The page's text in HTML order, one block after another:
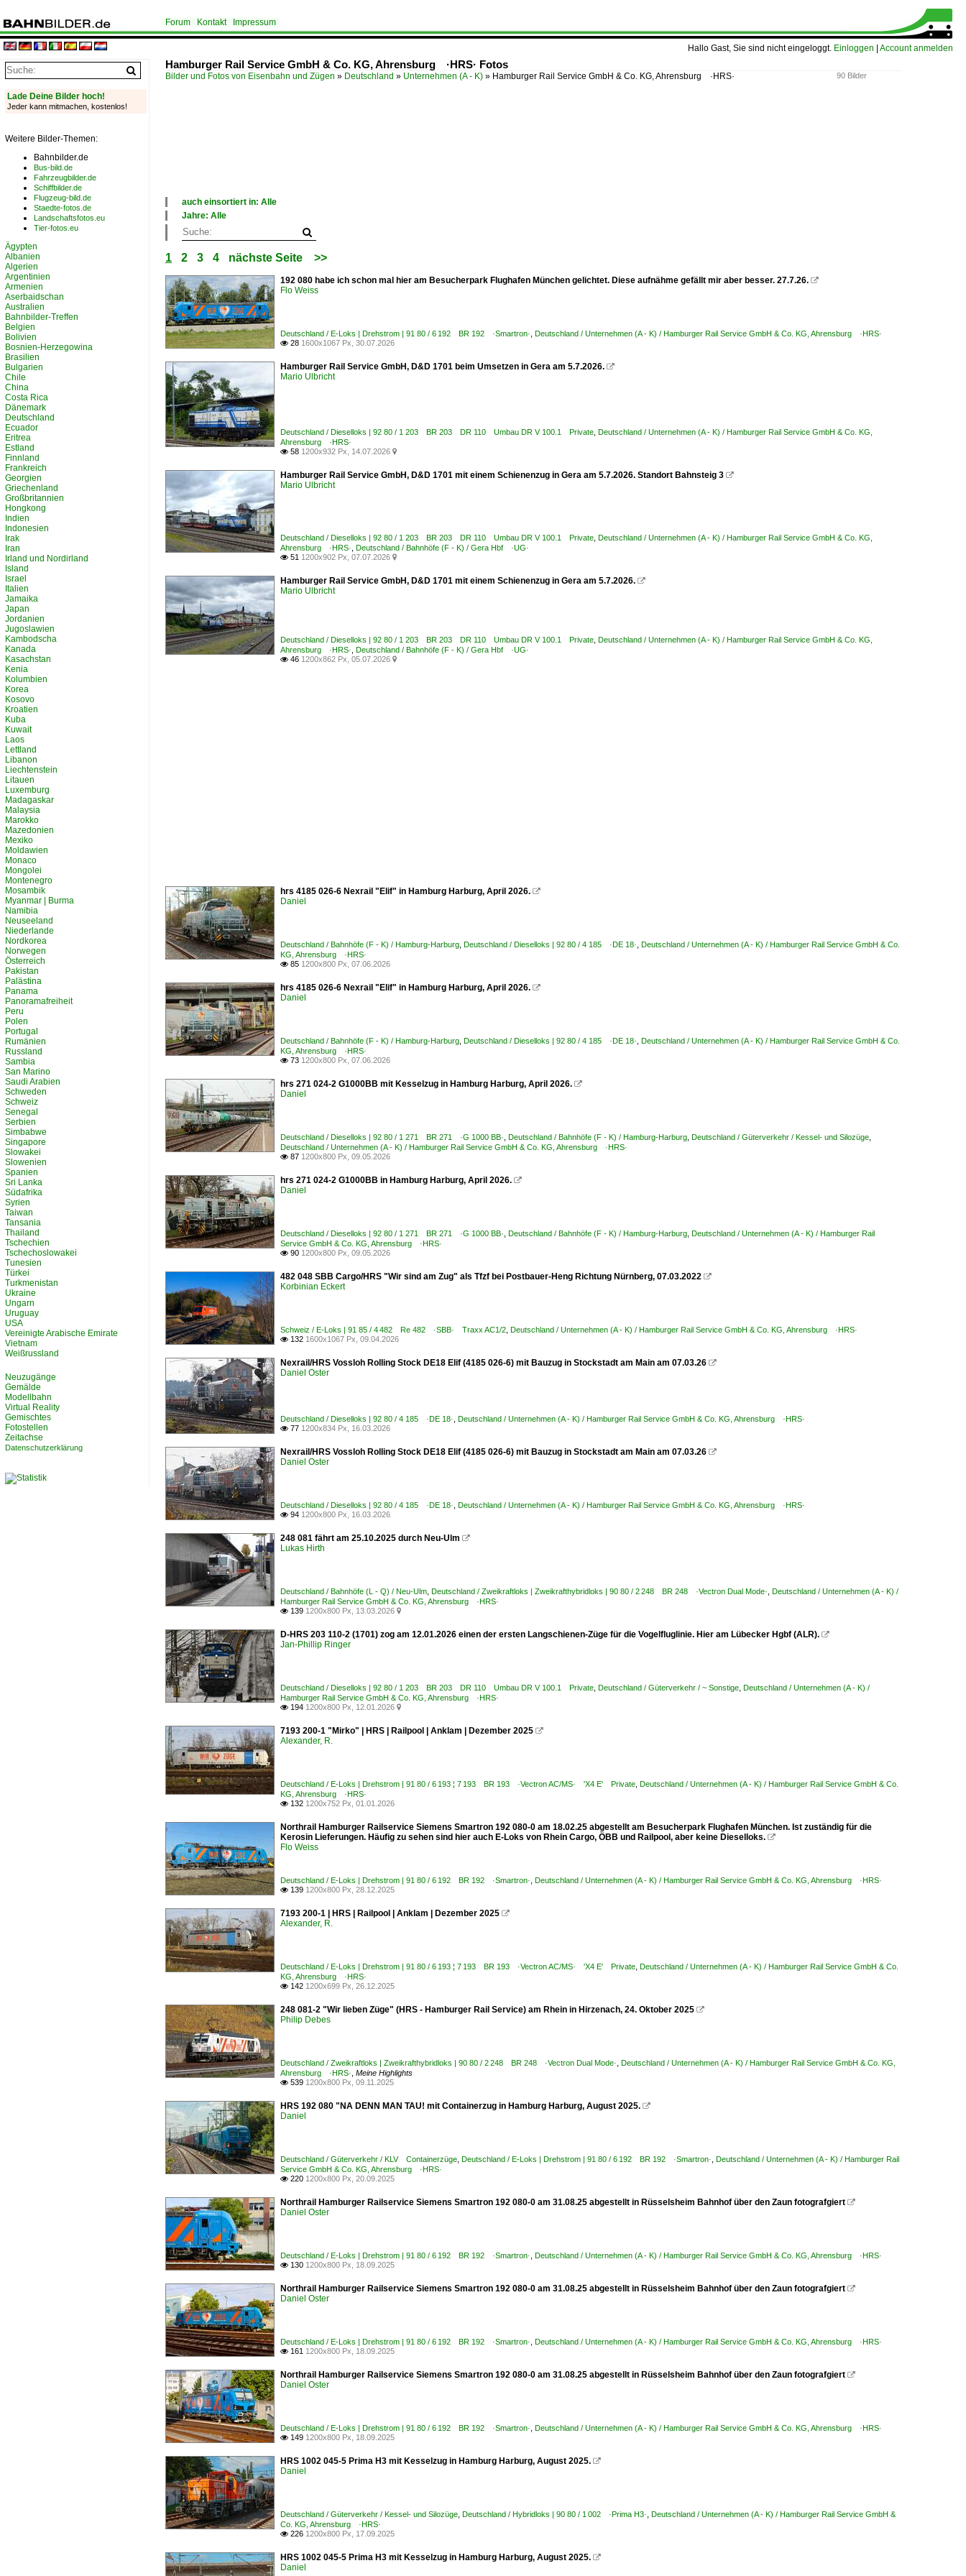
Hallo Gast, Sie sind nicht eingeloggt. Einloggen Account anmelden
Forum Kontakt Impressum
Hamburger Rail Service GmbH & Co. KG, Ahrensburg ·HRS· Fotos
90 Bilder
Bilder und Fotos von Eisenbahn und Zügen » Deutschland » Unternehmen (A - K) » Hamburger Rail Service GmbH & Co. KG, Ahrensburg ·HRS·
auch einsortiert in: Alle
Deutschland
Schweiz
Jahre: Alle
Alle Jahre
2020
1 2 3 4 nächste Seite >>
192 080 habe ich schon mal hier am Besucherpark Flughafen München gelichtet. Diese aufnähme gefällt mir aber besser. 27.7.26. 
Flo Weiss
Deutschland / E-Loks | Drehstrom | 91 80 / 6 192 BR 192 ·Smartron· Deutschland / Unternehmen (A - K) / Hamburger Rail Service GmbH & Co. KG, Ahrensburg ·HRS·
 28 1600x1067 Px, 30.07.2026
Hamburger Rail Service GmbH, D&D 1701 beim Umsetzen in Gera am 5.7.2026. 
Mario Ulbricht
Deutschland / Dieselloks | 92 80 / 1 203 BR 203 DR 110 Umbau DR V 100.1 Private Deutschland / Unternehmen (A - K) / Hamburger Rail Service GmbH & Co. KG,
Ahrensburg ·HRS·
 58 1200x932 Px, 14.07.2026 
Hamburger Rail Service GmbH, D&D 1701 mit einem Schienenzug in Gera am 5.7.2026. Standort Bahnsteig 3 
Mario Ulbricht
Deutschland / Dieselloks | 92 80 / 1 203 BR 203 DR 110 Umbau DR V 100.1 Private Deutschland / Unternehmen (A - K) / Hamburger Rail Service GmbH & Co. KG,
Ahrensburg ·HRS· Deutschland / Bahnhöfe (F - K) / Gera Hbf ·UG·
 51 1200x902 Px, 07.07.2026 
Hamburger Rail Service GmbH, D&D 1701 mit einem Schienenzug in Gera am 5.7.2026. 
Mario Ulbricht
Deutschland / Dieselloks | 92 80 / 1 203 BR 203 DR 110 Umbau DR V 100.1 Private Deutschland / Unternehmen (A - K) / Hamburger Rail Service GmbH & Co. KG,
Ahrensburg ·HRS· Deutschland / Bahnhöfe (F - K) / Gera Hbf ·UG·
 46 1200x862 Px, 05.07.2026 
hrs 4185 026-6 Nexrail "Elif" in Hamburg Harburg, April 2026. 
Daniel
Deutschland / Bahnhöfe (F - K) / Hamburg-Harburg Deutschland / Dieselloks | 92 80 / 4 185 ·DE 18· Deutschland / Unternehmen (A - K) / Hamburger Rail Service GmbH & Co.
KG, Ahrensburg ·HRS·
 85 1200x800 Px, 07.06.2026
hrs 4185 026-6 Nexrail "Elif" in Hamburg Harburg, April 2026. 
Daniel
Deutschland / Bahnhöfe (F - K) / Hamburg-Harburg Deutschland / Dieselloks | 92 80 / 4 185 ·DE 18· Deutschland / Unternehmen (A - K) / Hamburger Rail Service GmbH & Co.
KG, Ahrensburg ·HRS·
 73 1200x800 Px, 07.06.2026
hrs 271 024-2 G1000BB mit Kesselzug in Hamburg Harburg, April 2026. 
Daniel
Deutschland / Dieselloks | 92 80 / 1 271 BR 271 ·G 1000 BB· Deutschland / Bahnhöfe (F - K) / Hamburg-Harburg Deutschland / Güterverkehr / Kessel- und Silozüge
Deutschland / Unternehmen (A - K) / Hamburger Rail Service GmbH & Co. KG, Ahrensburg ·HRS·
 87 1200x800 Px, 09.05.2026
hrs 271 024-2 G1000BB in Hamburg Harburg, April 2026. 
Daniel
Deutschland / Dieselloks | 92 80 / 1 271 BR 271 ·G 1000 BB· Deutschland / Bahnhöfe (F - K) / Hamburg-Harburg Deutschland / Unternehmen (A - K) / Hamburger Rail
Service GmbH & Co. KG, Ahrensburg ·HRS·
 90 1200x800 Px, 09.05.2026
482 048 SBB Cargo/HRS "Wir sind am Zug" als Tfzf bei Postbauer-Heng Richtung Nürnberg, 07.03.2022 
Korbinian Eckert
Schweiz / E-Loks | 91 85 / 4 482 Re 482 ·SBB· Traxx AC1/2 Deutschland / Unternehmen (A - K) / Hamburger Rail Service GmbH & Co. KG, Ahrensburg ·HRS·
 132 1600x1067 Px, 09.04.2026
Nexrail/HRS Vossloh Rolling Stock DE18 Elif (4185 026-6) mit Bauzug in Stockstadt am Main am 07.03.26 
Daniel Oster
Deutschland / Dieselloks | 92 80 / 4 185 ·DE 18· Deutschland / Unternehmen (A - K) / Hamburger Rail Service GmbH & Co. KG, Ahrensburg ·HRS·
 77 1200x834 Px, 16.03.2026
Nexrail/HRS Vossloh Rolling Stock DE18 Elif (4185 026-6) mit Bauzug in Stockstadt am Main am 07.03.26 
Daniel Oster
Deutschland / Dieselloks | 92 80 / 4 185 ·DE 18· Deutschland / Unternehmen (A - K) / Hamburger Rail Service GmbH & Co. KG, Ahrensburg ·HRS·
 94 1200x800 Px, 16.03.2026
248 081 fährt am 25.10.2025 durch Neu-Ulm 
Lukas Hirth
Deutschland / Bahnhöfe (L - Q) / Neu-Ulm Deutschland / Zweikraftloks | Zweikrafthybridloks | 90 80 / 2 248 BR 248 ·Vectron Dual Mode· Deutschland / Unternehmen (A - K) /
Hamburger Rail Service GmbH & Co. KG, Ahrensburg ·HRS·
 139 1200x800 Px, 13.03.2026 
D-HRS 203 110-2 (1701) zog am 12.01.2026 einen der ersten Langschienen-Züge für die Vogelfluglinie. Hier am Lübecker Hgbf (ALR). 
Jan-Phillip Ringer
Deutschland / Dieselloks | 92 80 / 1 203 BR 203 DR 110 Umbau DR V 100.1 Private Deutschland / Güterverkehr / ~ Sonstige Deutschland / Unternehmen (A - K) /
Hamburger Rail Service GmbH & Co. KG, Ahrensburg ·HRS·
 194 1200x800 Px, 12.01.2026 
7193 200-1 "Mirko" | HRS | Railpool | Anklam | Dezember 2025 
Alexander, R.
Deutschland / E-Loks | Drehstrom | 91 80 / 6 193 ¦ 7 193 BR 193 ·Vectron AC/MS· 'X4 E' Private Deutschland / Unternehmen (A - K) / Hamburger Rail Service GmbH & Co.
KG, Ahrensburg ·HRS·
 132 1200x752 Px, 01.01.2026
Northrail Hamburger Railservice Siemens Smartron 192 080-0 am 18.02.25 abgestellt am Besucherpark Flughafen München. Ist zuständig für die
Kerosin Lieferungen. Häufig zu sehen sind hier auch E-Loks von Rhein Cargo, ÖBB und Railpool, aber keine Dieselloks. 
Flo Weiss
Deutschland / E-Loks | Drehstrom | 91 80 / 6 192 BR 192 ·Smartron· Deutschland / Unternehmen (A - K) / Hamburger Rail Service GmbH & Co. KG, Ahrensburg ·HRS·
 139 1200x800 Px, 28.12.2025
7193 200-1 | HRS | Railpool | Anklam | Dezember 2025 
Alexander, R.
Deutschland / E-Loks | Drehstrom | 91 80 / 6 193 ¦ 7 193 BR 193 ·Vectron AC/MS· 'X4 E' Private Deutschland / Unternehmen (A - K) / Hamburger Rail Service GmbH & Co.
KG, Ahrensburg ·HRS·
 142 1200x699 Px, 26.12.2025
248 081-2 "Wir lieben Züge" (HRS - Hamburger Rail Service) am Rhein in Hirzenach, 24. Oktober 2025 
Philip Debes
Deutschland / Zweikraftloks | Zweikrafthybridloks | 90 80 / 2 248 BR 248 ·Vectron Dual Mode· Deutschland / Unternehmen (A - K) / Hamburger Rail Service GmbH & Co. KG,
Ahrensburg ·HRS· Meine Highlights
 539 1200x800 Px, 09.11.2025
HRS 192 080 "NA DENN MAN TAU! mit Containerzug in Hamburg Harburg, August 2025. 
Daniel
Deutschland / Güterverkehr / KLV Containerzüge Deutschland / E-Loks | Drehstrom | 91 80 / 6 192 BR 192 ·Smartron· Deutschland / Unternehmen (A - K) / Hamburger Rail
Service GmbH & Co. KG, Ahrensburg ·HRS·
 220 1200x800 Px, 20.09.2025
Northrail Hamburger Railservice Siemens Smartron 192 080-0 am 31.08.25 abgestellt in Rüsselsheim Bahnhof über den Zaun fotografgiert 
Daniel Oster
Deutschland / E-Loks | Drehstrom | 91 80 / 6 192 BR 192 ·Smartron· Deutschland / Unternehmen (A - K) / Hamburger Rail Service GmbH & Co. KG, Ahrensburg ·HRS·
 130 1200x800 Px, 18.09.2025
Northrail Hamburger Railservice Siemens Smartron 192 080-0 am 31.08.25 abgestellt in Rüsselsheim Bahnhof über den Zaun fotografgiert 
Daniel Oster
Deutschland / E-Loks | Drehstrom | 91 80 / 6 192 BR 192 ·Smartron· Deutschland / Unternehmen (A - K) / Hamburger Rail Service GmbH & Co. KG, Ahrensburg ·HRS·
 161 1200x800 Px, 18.09.2025
Northrail Hamburger Railservice Siemens Smartron 192 080-0 am 31.08.25 abgestellt in Rüsselsheim Bahnhof über den Zaun fotografgiert 
Daniel Oster
Deutschland / E-Loks | Drehstrom | 91 80 / 6 192 BR 192 ·Smartron· Deutschland / Unternehmen (A - K) / Hamburger Rail Service GmbH & Co. KG, Ahrensburg ·HRS·
 149 1200x800 Px, 18.09.2025
HRS 1002 045-5 Prima H3 mit Kesselzug in Hamburg Harburg, August 2025. 
Daniel
Deutschland / Güterverkehr / Kessel- und Silozüge Deutschland / Hybridloks | 90 80 / 1 002 ·Prima H3· Deutschland / Unternehmen (A - K) / Hamburger Rail Service GmbH &
Co. KG, Ahrensburg ·HRS·
 226 1200x800 Px, 17.09.2025
HRS 1002 045-5 Prima H3 mit Kesselzug in Hamburg Harburg, August 2025. 
Daniel
Lade Deine Bilder hoch!
Jeder kann mitmachen, kostenlos!
Weitere Bilder-Themen:
Bahnbilder.de
Bus-bild.de
Fahrzeugbilder.de
Schiffbilder.de
Flugzeug-bild.de
Staedte-fotos.de
Landschaftsfotos.eu
Tier-fotos.eu
Ägypten
Albanien
Algerien
Argentinien
Armenien
Aserbaidschan
Australien
Bahnbilder-Treffen
Belgien
Bolivien
Bosnien-Herzegowina
Brasilien
Bulgarien
Chile
China
Costa Rica
Dänemark
Deutschland
Ecuador
Eritrea
Estland
Finnland
Frankreich
Georgien
Griechenland
Großbritannien
Hongkong
Indien
Indonesien
Irak
Iran
Irland und Nordirland
Island
Israel
Italien
Jamaika
Japan
Jordanien
Jugoslawien
Kambodscha
Kanada
Kasachstan
Kenia
Kolumbien
Korea
Kosovo
Kroatien
Kuba
Kuwait
Laos
Lettland
Libanon
Liechtenstein
Litauen
Luxemburg
Madagaskar
Malaysia
Marokko
Mazedonien
Mexiko
Moldawien
Monaco
Mongolei
Montenegro
Mosambik
Myanmar | Burma
Namibia
Neuseeland
Niederlande
Nordkorea
Norwegen
Österreich
Pakistan
Palästina
Panama
Panoramafreiheit
Peru
Polen
Portugal
Rumänien
Russland
Sambia
San Marino
Saudi Arabien
Schweden
Schweiz
Senegal
Serbien
Simbabwe
Singapore
Slowakei
Slowenien
Spanien
Sri Lanka
Südafrika
Syrien
Taiwan
Tansania
Thailand
Tschechien
Tschechoslowakei
Tunesien
Türkei
Turkmenistan
Ukraine
Ungarn
Uruguay
USA
Vereinigte Arabische Emirate
Vietnam
Weißrussland
Neuzugänge
Gemälde
Modellbahn
Virtual Reality
Gemischtes
Fotostellen
Zeitachse
Datenschutzerklärung